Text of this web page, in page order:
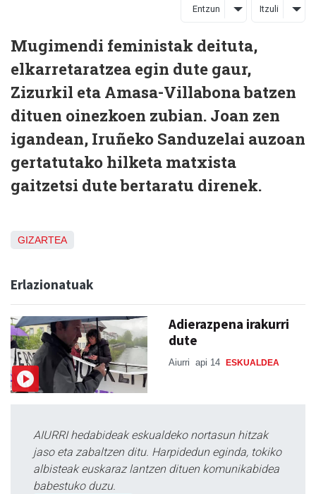
Entzun Itzuli
Mugimendi feministak deituta,
elkarretaratzea egin dute gaur,
Zizurkil eta Amasa-Villabona batzen
dituen oinezkoen zubian. Joan zen
igandean, Iruñeko Sanduzelai auzoan
gertatutako hilketa matxista
gaitzetsi dute bertaratu direnek.
GIZARTEA
Erlazionatuak
Adierazpena irakurri
dute
Aiurri api 14 ESKUALDEA
AIURRI hedabideak eskualdeko nortasun hitzak
jaso eta zabaltzen ditu. Harpidedun eginda, tokiko
albisteak euskaraz lantzen dituen komunikabidea
babestuko duzu.